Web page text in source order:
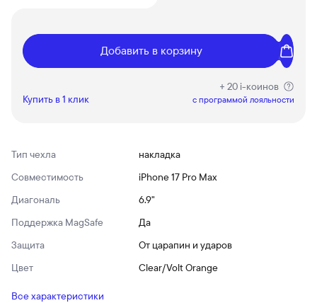
Добавить в корзину
Купить в 1 клик
+ 20 i-коинов
c программой лояльности
Тип чехла
накладка
Совместимость
iPhone 17 Pro Max
Диагональ
6.9"
Поддержка MagSafe
Да
Защита
От царапин и ударов
Цвет
Clear/Volt Orange
Все характеристики